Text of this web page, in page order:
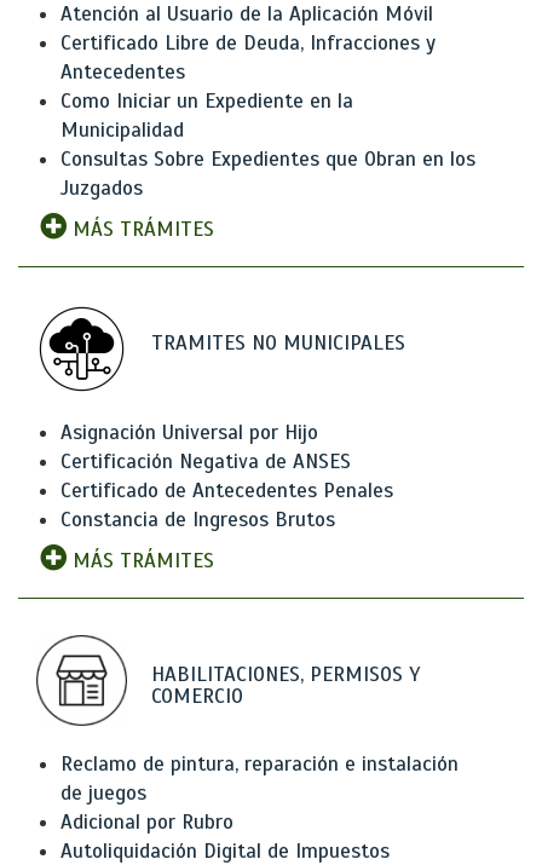
Atención al Usuario de la Aplicación Móvil
Certificado Libre de Deuda, Infracciones y
Antecedentes
Como Iniciar un Expediente en la
Municipalidad
Consultas Sobre Expedientes que Obran en los
Juzgados
MÁS TRÁMITES
TRAMITES NO MUNICIPALES
Asignación Universal por Hijo
Certificación Negativa de ANSES
Certificado de Antecedentes Penales
Constancia de Ingresos Brutos
MÁS TRÁMITES
HABILITACIONES, PERMISOS Y
COMERCIO
Reclamo de pintura, reparación e instalación
de juegos
Adicional por Rubro
Autoliquidación Digital de Impuestos